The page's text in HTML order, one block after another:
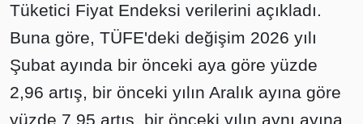
Tüketici Fiyat Endeksi verilerini açıkladı.
Buna göre, TÜFE'deki değişim 2026 yılı
Şubat ayında bir önceki aya göre yüzde
2,96 artış, bir önceki yılın Aralık ayına göre
yüzde 7,95 artış, bir önceki yılın aynı ayına